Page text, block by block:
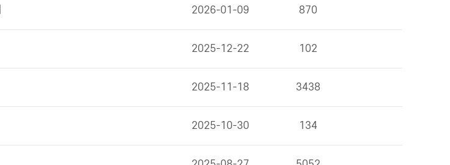
2026-01-09 870
2025-12-22 102
2025-11-18 3438
2025-10-30 134